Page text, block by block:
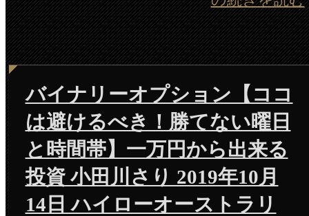
バイナリーオプション【ココ
は避けるべき！勝てない曜日
と時間帯】一万円から出来る
投資 小田川さり 2019年10月
14日 ハイローオーストラリ